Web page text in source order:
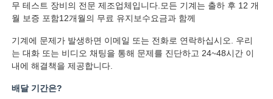
무 테스트 장비의 전문 제조업체입니다.모든 기계는 출하 후 12 개
월 보증 포함12개월의 무료 유지보수요금과 함께
기계에 문제가 발생하면 이메일 또는 전화로 연락하십시오. 우리
는 대화 또는 비디오 채팅을 통해 문제를 진단하고 24~48시간 이
내에 해결책을 제공합니다.
배달 기간은?